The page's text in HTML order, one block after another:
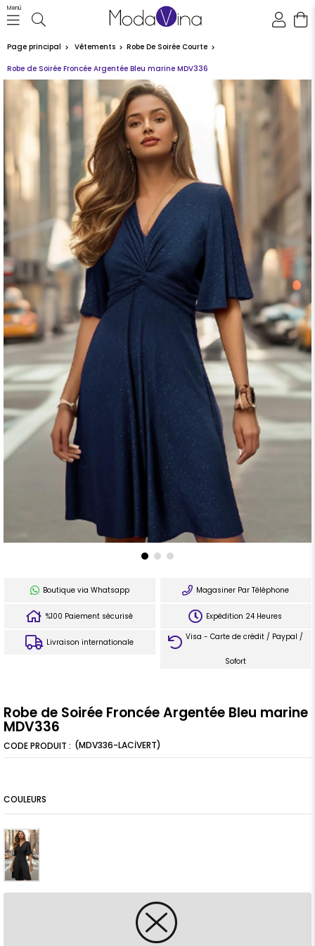
Menü
Page principal Vêtements Robe De Soirée Courte
Robe de Soirée Froncée Argentée Bleu marine MDV336
Boutique via Whatsapp Magasiner Par Téléphone
%100 Paiement sécurisé Expédition 24 Heures
Livraison internationale
Visa - Carte de crédit / Paypal /
Sofort
Robe de Soirée Froncée Argentée Bleu marine
MDV336
(MDV336-LACİVERT)
COULEURS